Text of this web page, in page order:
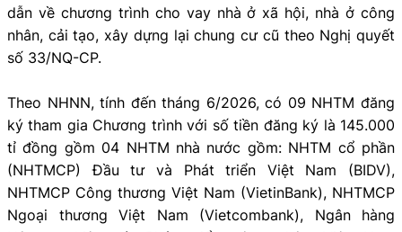
dẫn về chương trình cho vay nhà ở xã hội, nhà ở công
nhân, cải tạo, xây dựng lại chung cư cũ theo Nghị quyết
số 33/NQ-CP.
Theo NHNN, tính đến tháng 6/2026, có 09 NHTM đăng
ký tham gia Chương trình với số tiền đăng ký là 145.000
tỉ đồng gồm 04 NHTM nhà nước gồm: NHTM cổ phần
(NHTMCP) Đầu tư và Phát triển Việt Nam (BIDV),
NHTMCP Công thương Việt Nam (VietinBank), NHTMCP
Ngoại thương Việt Nam (Vietcombank), Ngân hàng